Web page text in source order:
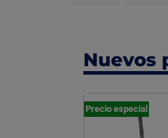
Nuevos
Precio especial